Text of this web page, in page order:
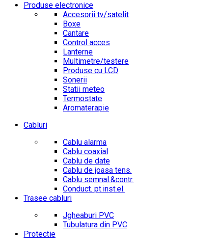
Produse electronice
Accesorii tv/satelit
Boxe
Cantare
Control acces
Lanterne
Multimetre/testere
Produse cu LCD
Sonerii
Statii meteo
Termostate
Aromaterapie
Cabluri
Cablu alarma
Cablu coaxial
Cablu de date
Cablu de joasa tens.
Cablu semnal.&contr.
Conduct. pt.inst.el.
Trasee cabluri
Jgheaburi PVC
Tubulatura din PVC
Protectie